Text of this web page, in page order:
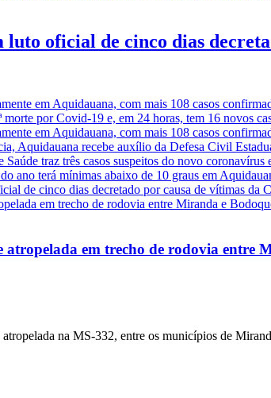
luto oficial de cinco dias
em trecho de rodovia entre
na MS-332, entre os municípios de